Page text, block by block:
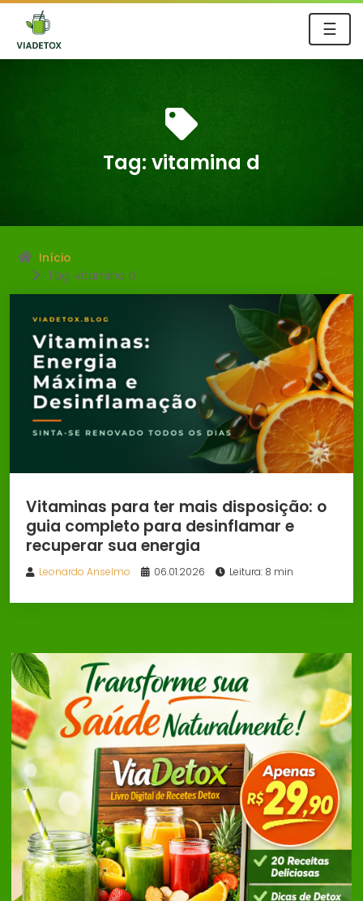
☰
Tag: vitamina d
Início
Tag: vitamina d
Vitaminas para ter mais disposição: o
guia completo para desinflamar e
recuperar sua energia
Leonardo Anselmo 06.01.2026 Leitura: 8 min